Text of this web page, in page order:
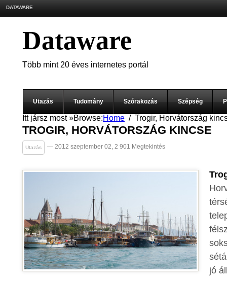
DATAWARE
Dataware
Több mint 20 éves internetes portál
Utazás Tudomány Szórakozás Szépség
Itt jársz most »Browse:Home Trogir, Horvátország
TROGIR, HORVÁTORSZÁG KINCSE
Utazás — 2012 szeptember 02, 2 901 Megtekintés
jó